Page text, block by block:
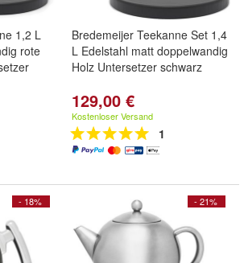
1,2 L
rote
Bredemeijer Teekanne Set 1,4
L Edelstahl matt doppelwandig
Holz Untersetzer schwarz
129,00 €
Kostenloser Versand
1
- 18% - 21%